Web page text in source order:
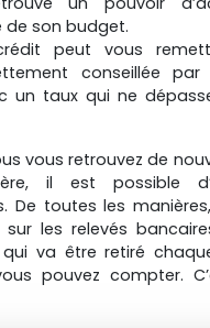
de son budget.
peut vous
conseillée
un taux qui ne
vous retrouvez de
il est possible
De toutes les
les relevés
va être retiré
pouvez compter.